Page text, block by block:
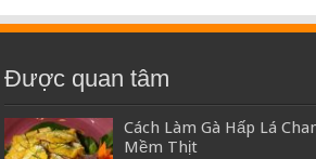
Được quan tâm
Cách Làm Gà Hấp Lá
Mềm Thịt